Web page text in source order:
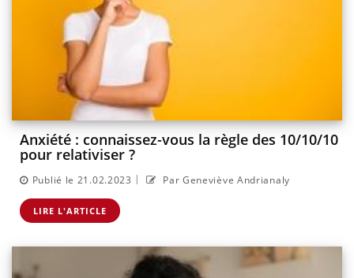
Anxiété : connaissez-vous la règle des 10/10/10
pour relativiser ?
Publié le 21.02.2023 | Par Geneviève Andrianaly
LIRE L'ARTICLE